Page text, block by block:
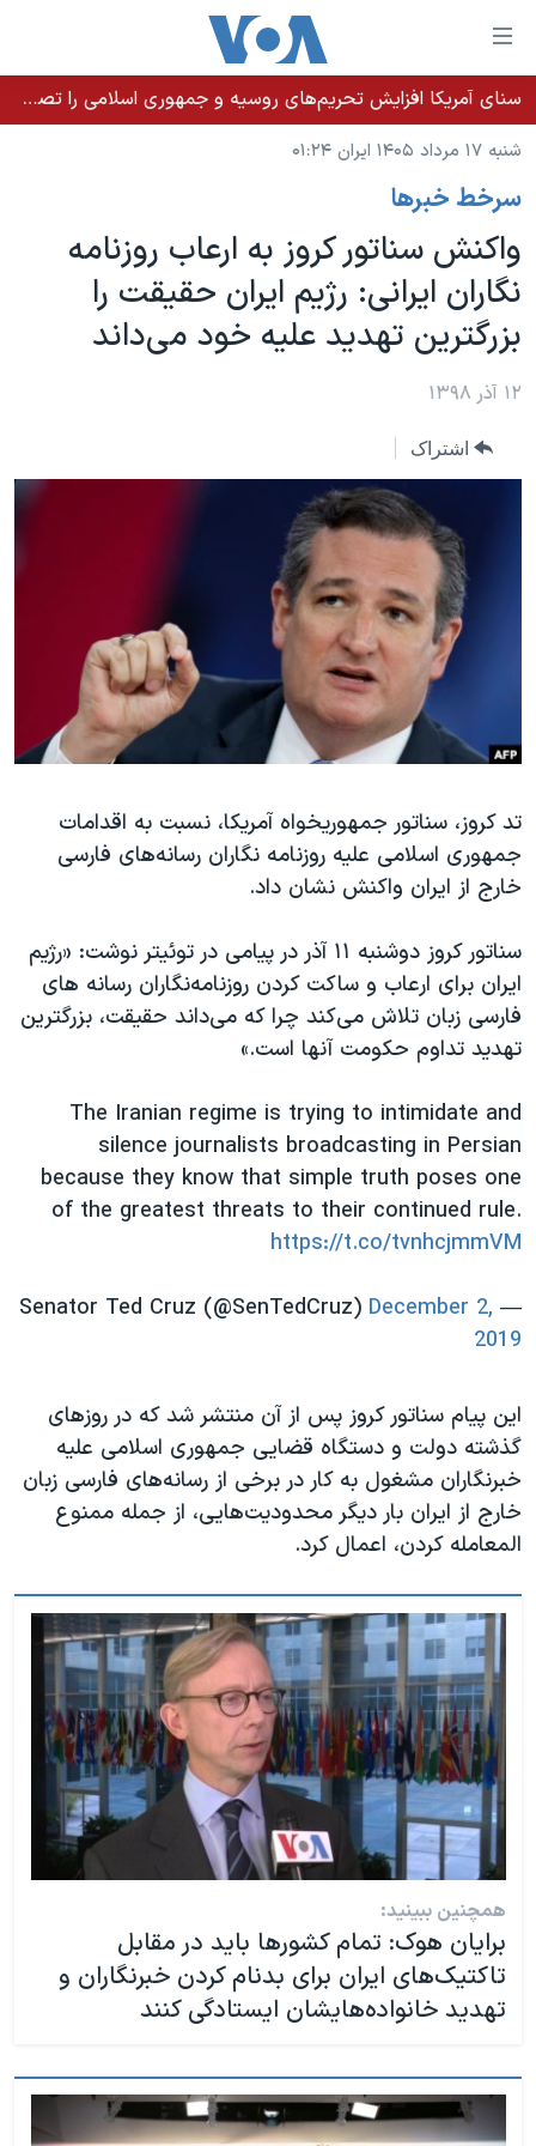
لینکهای
قابل
دسترسی
جهش
محتوای
اصلی
جهش
به
صفحه
جهش
خانه
نسخه سبک وب‌سایت
موضوع ها
ایران
آمریکا
جهان
ورزشی
فرهنگ و زندگی
حقوق شهروندی
اقتصادی
علم و فناوری
اسرائیل در جنگ
آرشیو پخش زنده
برنامه های تلویزیونی
جدول برنامه ها
صفحه‌های ویژه
جام جهانی ۲۰۲۶
بایگانی برنامه‌های تلویزیونی
مستندها
انتخابات ریاست جمهوری آمریکا ۲۰۲۴
حمله جمهوری اسلامی به اسرائیل
رمز مهسا
ورزش زنان در ایران
مجموعه مستندهای دادخواهی
تریبونال مردمی آبان ۹۸
دادگاه حمید نوری
چهل سال گروگان‌گیری
قانون شفافیت دارائی کادر رهبری ایران
اعتراضات مردمی آبان ۹۸
نرگس محمدی برنده جایزه نوبل صلح
همایش محافظه‌کاران آمریکا «سی‌پک»
صفحه‌های ویژه
سفر پرزیدنت ترامپ به چین
فرکانس‌های صدای آمریکا
پخش رادیویی
یادگیری زبان انگلیسی
دنبال کنید
زبانهای مختلف
سنای آمریکا افزایش تحریم‌های روسیه و جمهوری اسلامی را تصویب کرد؛ زلنسکی از این اقدام تشکر کرد
شنبه ۱۷ مرداد ۱۴۰۵ ایران ۰۱:۲۴
سرخط خبرها
واکنش سناتور کروز به ارعاب روزنامه
نگاران ایرانی: رژیم ایران حقیقت را
بزرگترین تهدید علیه خود می‌داند
۱۲ آذر ۱۳۹۸
اشتراک
تد کروز، سناتور جمهوریخواه آمریکا، نسبت به اقدامات
جمهوری اسلامی علیه روزنامه نگاران رسانه‌های فارسی
خارج از ایران واکنش نشان داد.
سناتور کروز دوشنبه ۱۱ آذر در پیامی در توئیتر نوشت: «رژیم
ایران برای ارعاب و ساکت کردن روزنامه‌نگاران رسانه های
فارسی زبان تلاش می‌کند چرا که می‌داند حقیقت، بزرگترین
تهدید تداوم حکومت آنها است.»
The Iranian regime is trying to intimidate and
silence journalists broadcasting in Persian
because they know that simple truth poses one
of the greatest threats to their continued rule.
https://t.co/tvnhcjmmVM
— Senator Ted Cruz (@SenTedCruz)
December 2,
2019
این پیام سناتور کروز پس از آن منتشر شد که در روزهای
گذشته دولت و دستگاه قضایی جمهوری اسلامی علیه
خبرنگاران مشغول به کار در برخی از رسانه‌های فارسی زبان
خارج از ایران بار دیگر محدودیت‌هایی، از جمله ممنوع
المعامله کردن، اعمال کرد.
همچنین ببینید:
برایان هوک: تمام کشورها باید در مقابل
تاکتیک‌های ایران برای بدنام کردن خبرنگاران و
تهدید خانواده‌هایشان ایستادگی کنند